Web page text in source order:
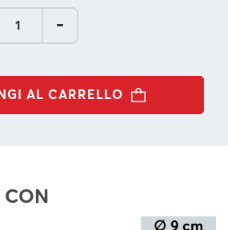
-
AL CARRELLO
∅ 9 cm